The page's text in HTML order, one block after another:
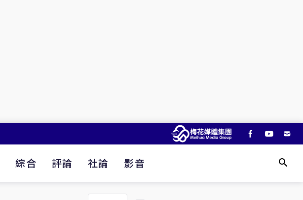
綜合 評論 社論 影音